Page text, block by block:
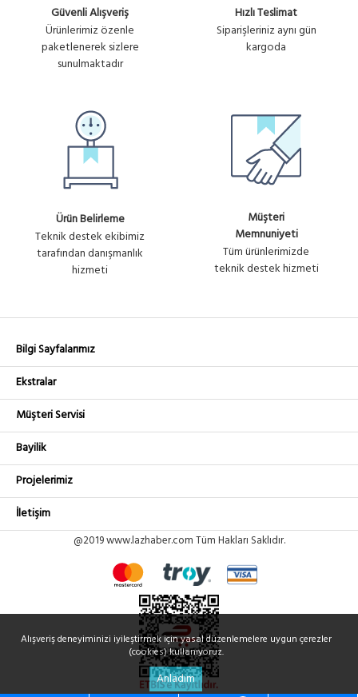
Güvenli Alışveriş
Ürünlerimiz özenle
paketlenerek sizlere
sunulmaktadır
Hızlı Teslimat
Siparişleriniz aynı gün
kargoda
Ürün Belirleme
Teknik destek ekibimiz
tarafından danışmanlık
hizmeti
Müşteri
Memnuniyeti
Tüm ürünlerimizde
teknik destek hizmeti
Bilgi Sayfalarımız
Ekstralar
Müşteri Servisi
Bayilik
Projelerimiz
İletişim
@2019 www.lazhaber.com Tüm Hakları Saklıdır.
Alışveriş deneyiminizi iyileştirmek için yasal düzenlemelere uygun çerezler
(cookies) kullanıyoruz.
Anladım